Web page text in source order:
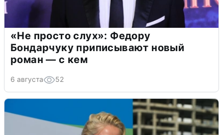
«Не просто слух»: Федору
Бондарчуку приписывают новый
роман — с кем
6 августа 52